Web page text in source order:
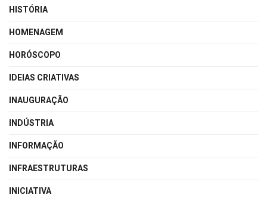
HISTÓRIA
HOMENAGEM
HORÓSCOPO
IDEIAS CRIATIVAS
INAUGURAÇÃO
INDÚSTRIA
INFORMAÇÃO
INFRAESTRUTURAS
INICIATIVA